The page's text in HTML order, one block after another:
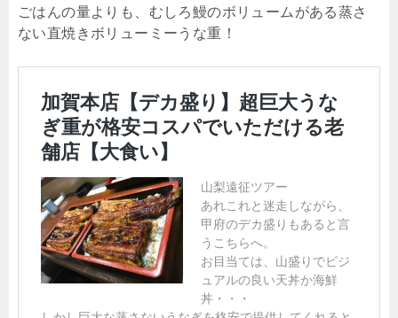
ごはんの量よりも、むしろ鰻のボリュームがある蒸さ
ない直焼きボリューミーうな重！